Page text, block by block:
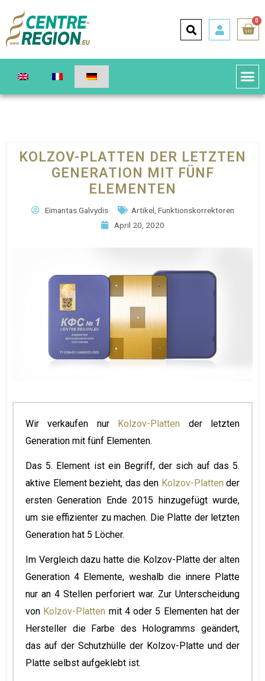
0
KOLZOV-PLATTEN DER LETZTEN
GENERATION MIT FÜNF
ELEMENTEN
Eimantas Galvydis Artikel Funktionskorrektoren
April 20, 2020
Wir verkaufen nur Kolzov-Platten der letzten
Generation mit fünf Elementen.
Das 5. Element ist ein Begriff, der sich auf das 5.
aktive Element bezieht, das den Kolzov-Platten der
ersten Generation Ende 2015 hinzugefügt wurde,
um sie effizienter zu machen. Die Platte der letzten
Generation hat 5 Löcher.
Im Vergleich dazu hatte die Kolzov-Platte der alten
Generation 4 Elemente, weshalb die innere Platte
nur an 4 Stellen perforiert war. Zur Unterscheidung
von Kolzov-Platten mit 4 oder 5 Elementen hat der
Hersteller die Farbe des Hologramms geändert,
das auf der Schutzhülle der Kolzov-Platte und der
Platte selbst aufgeklebt ist.